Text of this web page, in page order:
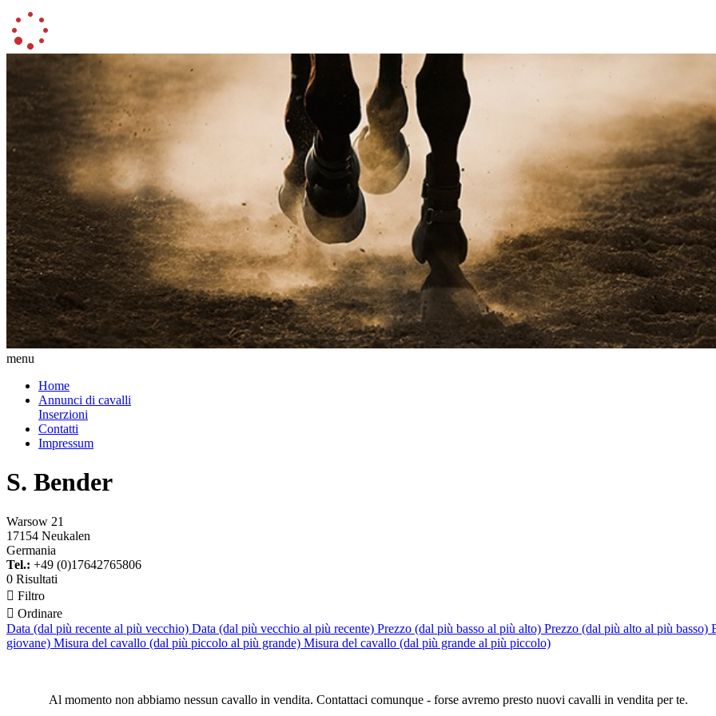
menu
Home
Annunci di cavalli
Inserzioni
Contatti
Impressum
S. Bender
Warsow 21
17154 Neukalen
Germania
Tel.: +49 (0)17642765806
0 Risultati
 Filtro
 Ordinare
Data (dal più recente al più vecchio) Data (dal più vecchio al più recente) Prezzo (dal più basso al più alto) Prezzo (dal più alto al più basso)
giovane) Misura del cavallo (dal più piccolo al più grande) Misura del cavallo (dal più grande al più piccolo)
Al momento non abbiamo nessun cavallo in vendita. Contattaci comunque - forse avremo presto nuovi cavalli in vendita per te.